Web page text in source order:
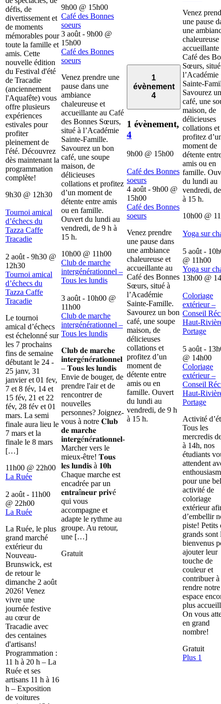
défis, de
divertissement et
de moments
mémorables pour
toute la famille et
amis. Cette
nouvelle édition
du Festival d'été
de Tracadie
(anciennement
l'Aquafête) vous
offre plusieurs
expériences
estivales pour
profiter
pleinement de
l'été. Découvrez
dès maintenant la
programmation
complète!
9h30 @ 12h30
Tournoi amical
d’échecs du
Tazza Caffe
Tracadie
2 août - 9h30 @
12h30
Tournoi amical
d’échecs du
Tazza Caffe
Tracadie
Le tournoi
amical d’échecs
est échelonné sur
les 7 prochains
fins de semaine
débutant le 24 -
25 janv, 31
janvier et 01 fev,
7 et 8 fév, 14 et
15 fév, 21 et 22
fév, 28 fév et 01
mars. La semi
finale aura lieu le
7 mars et la
finale le 8 mars
[…]
11h00 @ 22h00
La Ruée
2 août - 11h00
@ 22h00
La Ruée
La Ruée, le plus
grand marché
extérieur du
Nouveau-
Brunswick, est
de retour le
dimanche 2 août
2026! Venez
vivre une
journée festive
au cœur de
Tracadie avec
des centaines
d'artisans!
Programmation :
11 h à 20 h – La
Ruée et ses
artisans 11 h à 16
h – Exposition
de voitures
9h00 @ 15h00
Café des Bonnes
soeurs
3 août - 9h00 @
15h00
Café des Bonnes
soeurs
Venez prendre une
pause dans une
ambiance
chaleureuse et
accueillante au Café
des Bonnes Sœurs,
situé à l’Académie
Sainte-Famille.
Savourez un bon
café, une soupe
maison, de
délicieuses
collations et profitez
d’un moment de
détente entre amis
ou en famille.
Ouvert du lundi au
vendredi, de 9 h à
15 h.
10h00 @ 11h00
Club de marche
intergénérationnel –
Tous les lundis
3 août - 10h00 @
11h00
Club de marche
intergénérationnel –
Tous les lundis
𝐂𝐥𝐮𝐛 𝐝𝐞 𝐦𝐚𝐫𝐜𝐡𝐞
𝐢𝐧𝐭𝐞𝐫𝐠é𝐧é𝐫𝐚𝐭𝐢𝐨𝐧𝐧𝐞𝐥
– 𝐓𝐨𝐮𝐬 𝐥𝐞𝐬 𝐥𝐮𝐧𝐝𝐢𝐬
Envie de bouger, de
prendre l'air et de
rencontrer de
nouvelles
personnes? Joignez-
vous à notre 𝐂𝐥𝐮𝐛
𝐝𝐞 𝐦𝐚𝐫𝐜𝐡𝐞
𝐢𝐧𝐭𝐞𝐫𝐠é𝐧é𝐫𝐚𝐭𝐢𝐨𝐧𝐧𝐞𝐥-
Marcher vers le
mieux-être! 𝐓𝐨𝐮𝐬
𝐥𝐞𝐬 𝐥𝐮𝐧𝐝𝐢𝐬 à 𝟏𝟎𝐡
Chaque marche est
encadrée par un
𝐞𝐧𝐭𝐫𝐚î𝐧𝐞𝐮𝐫 𝐩𝐫𝐢𝐯é
qui vous
accompagne et
adapte le rythme au
groupe. Au retour,
une […]
Gratuit
1
évènement
4
1 évènement,
4
9h00 @ 15h00
Café des Bonnes
soeurs
4 août - 9h00 @
15h00
Café des Bonnes
soeurs
Venez prendre
une pause dans
une ambiance
chaleureuse et
accueillante au
Café des Bonnes
Sœurs, situé à
l’Académie
Sainte-Famille.
Savourez un bon
café, une soupe
maison, de
délicieuses
collations et
profitez d’un
moment de
détente entre
amis ou en
famille. Ouvert
du lundi au
vendredi, de 9 h
à 15 h.
Venez
une pause
une
chaleureuse
accueillante
Café des
Sœurs,
l’Académie
Sainte-
Savourez
café, une
maison, de
délicieuses
collations et
profitez
moment de
détente
amis ou en
famille.
du lundi au
vendredi,
à 15 h.
10h00 @
Yoga sur
5 août -
@ 11h00
Yoga sur
13h00 @
Coloriage
extérieur –
Conseil
Haut-
Portage
5 août -
@ 14h00
Coloriage
extérieur –
Conseil
Haut-
Portage
Activité
Tous les
mercredis
à 14h, nos
étudiants
attendent
pour une
activité de
coloriage
extérieur
d’embellir
piste! Petits
grands sont
bienvenus
ajouter leur
touche de
couleur et
contribuer à
rendre notre
espace
plus
On vous
en grand
nombre!
Gratuit
Plus 1